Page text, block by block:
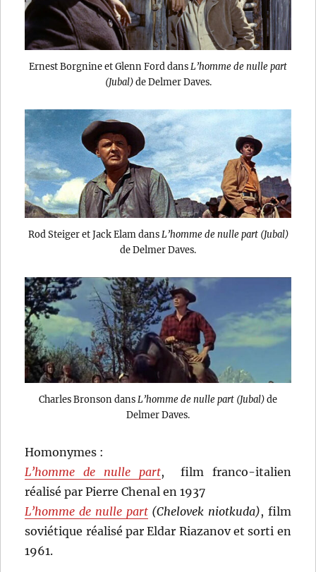
Ernest Borgnine et Glenn Ford dans L’homme de nulle part
(Jubal)de Delmer Daves.
Rod Steiger et Jack Elam dansL’homme de nulle part (Jubal)
de Delmer Daves.
Charles Bronson dansL’homme de nulle part (Jubal)de
Delmer Daves.
Homonymes :
L’homme de nulle part, film franco-italien
réalisé par Pierre Chenal en 1937
L’homme de nulle part (Chelovek niotkuda), film
soviétique réalisé par Eldar Riazanov et sorti en
1961.